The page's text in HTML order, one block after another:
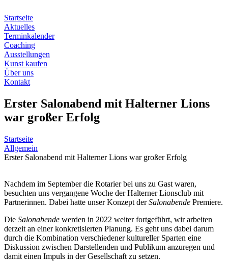
Inhalt
springen
Startseite
Aktuelles
Terminkalender
Coaching
Ausstellungen
Kunst kaufen
Über uns
Kontakt
Erster Salonabend mit Halterner Lions
war großer Erfolg
Startseite
Allgemein
Erster Salonabend mit Halterner Lions war großer Erfolg
Nachdem im September die Rotarier bei uns zu Gast waren,
besuchten uns vergangene Woche der Halterner Lionsclub mit
Partnerinnen. Dabei hatte unser Konzept derSalonabende Premiere.
Die Salonabende werden in 2022 weiter fortgeführt, wir arbeiten
derzeit an einer konkretisierten Planung. Es geht uns dabei darum
durch die Kombination verschiedener kultureller Sparten eine
Diskussion zwischen Darstellenden und Publikum anzuregen und
damit einen Impuls in der Gesellschaft zu setzen.